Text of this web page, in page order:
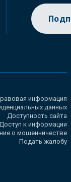
информация
данных
Доступность сайта
к информации
о мошенничестве
Подать жалобу